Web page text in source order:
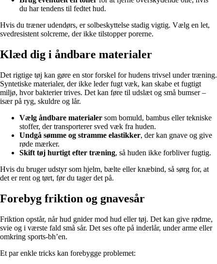
du har tendens til fedtet hud.
Hvis du træner udendørs, er solbeskyttelse stadig vigtig. Vælg en let,
svedresistent solcreme, der ikke tilstopper porerne.
Klæd dig i åndbare materialer
Det rigtige tøj kan gøre en stor forskel for hudens trivsel under træning.
Syntetiske materialer, der ikke leder fugt væk, kan skabe et fugtigt
miljø, hvor bakterier trives. Det kan føre til udslæt og små bumser –
især på ryg, skuldre og lår.
Vælg åndbare materialer som bomuld, bambus eller tekniske
stoffer, der transporterer sved væk fra huden.
Undgå sømme og stramme elastikker, der kan gnave og give
røde mærker.
Skift tøj hurtigt efter træning, så huden ikke forbliver fugtig.
Hvis du bruger udstyr som hjelm, bælte eller knæbind, så sørg for, at
det er rent og tørt, før du tager det på.
Forebyg friktion og gnavesår
Friktion opstår, når hud gnider mod hud eller tøj. Det kan give rødme,
svie og i værste fald små sår. Det ses ofte på inderlår, under arme eller
omkring sports-bh’en.
Et par enkle tricks kan forebygge problemet: